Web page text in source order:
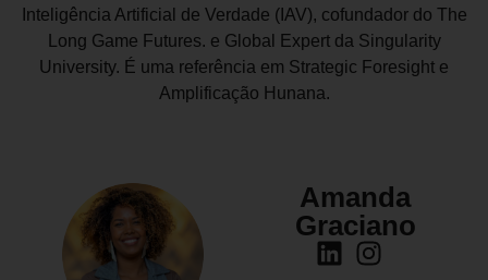
Inteligência Artificial de Verdade (IAV), cofundador do The
Long Game Futures. e Global Expert da Singularity
University. É uma referência em Strategic Foresight e
Amplificação Hunana.
Amanda
Graciano